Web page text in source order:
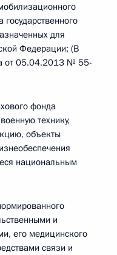
для
Федерации; (В
от 05.04.2013 № 55-
фонда
технику,
объекты
национальным
и
его медицинского
связи и